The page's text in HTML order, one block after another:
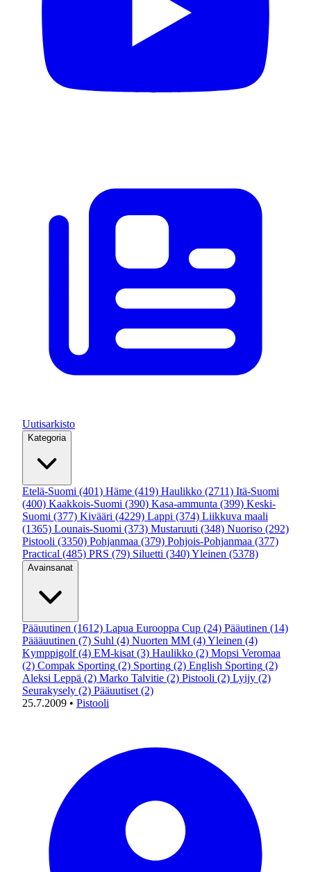
Uutisarkisto
Kategoria
Etelä-Suomi (401) Häme (419) Haulikko (2711) Itä-Suomi
(400) Kaakkois-Suomi (390) Kasa-ammunta (399) Keski-
Suomi (377) Kivääri (4229) Lappi (374) Liikkuva maali
(1365) Lounais-Suomi (373) Mustaruuti (348) Nuoriso (292)
Pistooli (3350) Pohjanmaa (379) Pohjois-Pohjanmaa (377)
Practical (485) PRS (79) Siluetti (340)Yleinen (5378)
Avainsanat
Pääuutinen (1612) Lapua Eurooppa Cup (24) Pääutinen (14)
Päääuutinen (7) Suhl (4) Nuorten MM (4)Yleinen (4)
Kymppigolf (4) EM-kisat (3) Haulikko (2) Mopsi Veromaa
(2) Compak Sporting (2) Sporting (2) English Sporting (2)
Aleksi Leppä (2) Marko Talvitie (2) Pistooli (2) Lyijy (2)
Seurakysely (2) Pääuutiset (2)
25.7.2009 • Pistooli